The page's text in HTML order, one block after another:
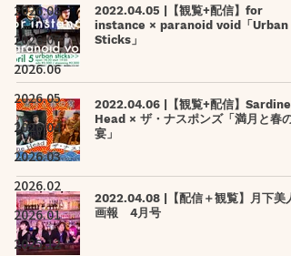
2026.08
2026.07
2026.06
2026.05
2026.04
2026.03
2026.02
2026.01
2025.12
2022.04.05 |【観覧+配信】for
instance × paranoid void「Urban
Sticks」
2022.04.06 |【観覧+配信】Sardine
Head × ザ・ナスポンズ「満月と春の
宴」
2022.04.08 |【配信＋観覧】月下美人
画報 4月号